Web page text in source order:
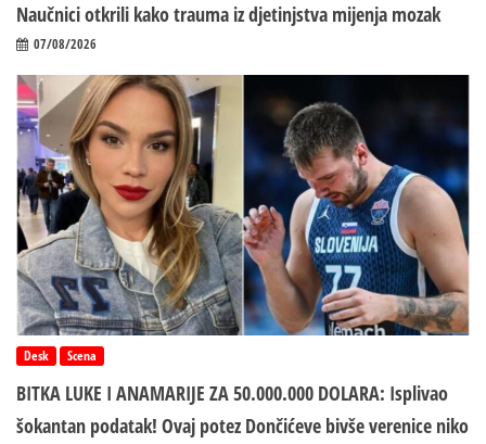
Naučnici otkrili kako trauma iz d‌jetinjstva mijenja mozak
07/08/2026
Desk Scena
BITKA LUKE I ANAMARIJE ZA 50.000.000 DOLARA: Isplivao
šokantan podatak! Ovaj potez Dončićeve bivše verenice niko